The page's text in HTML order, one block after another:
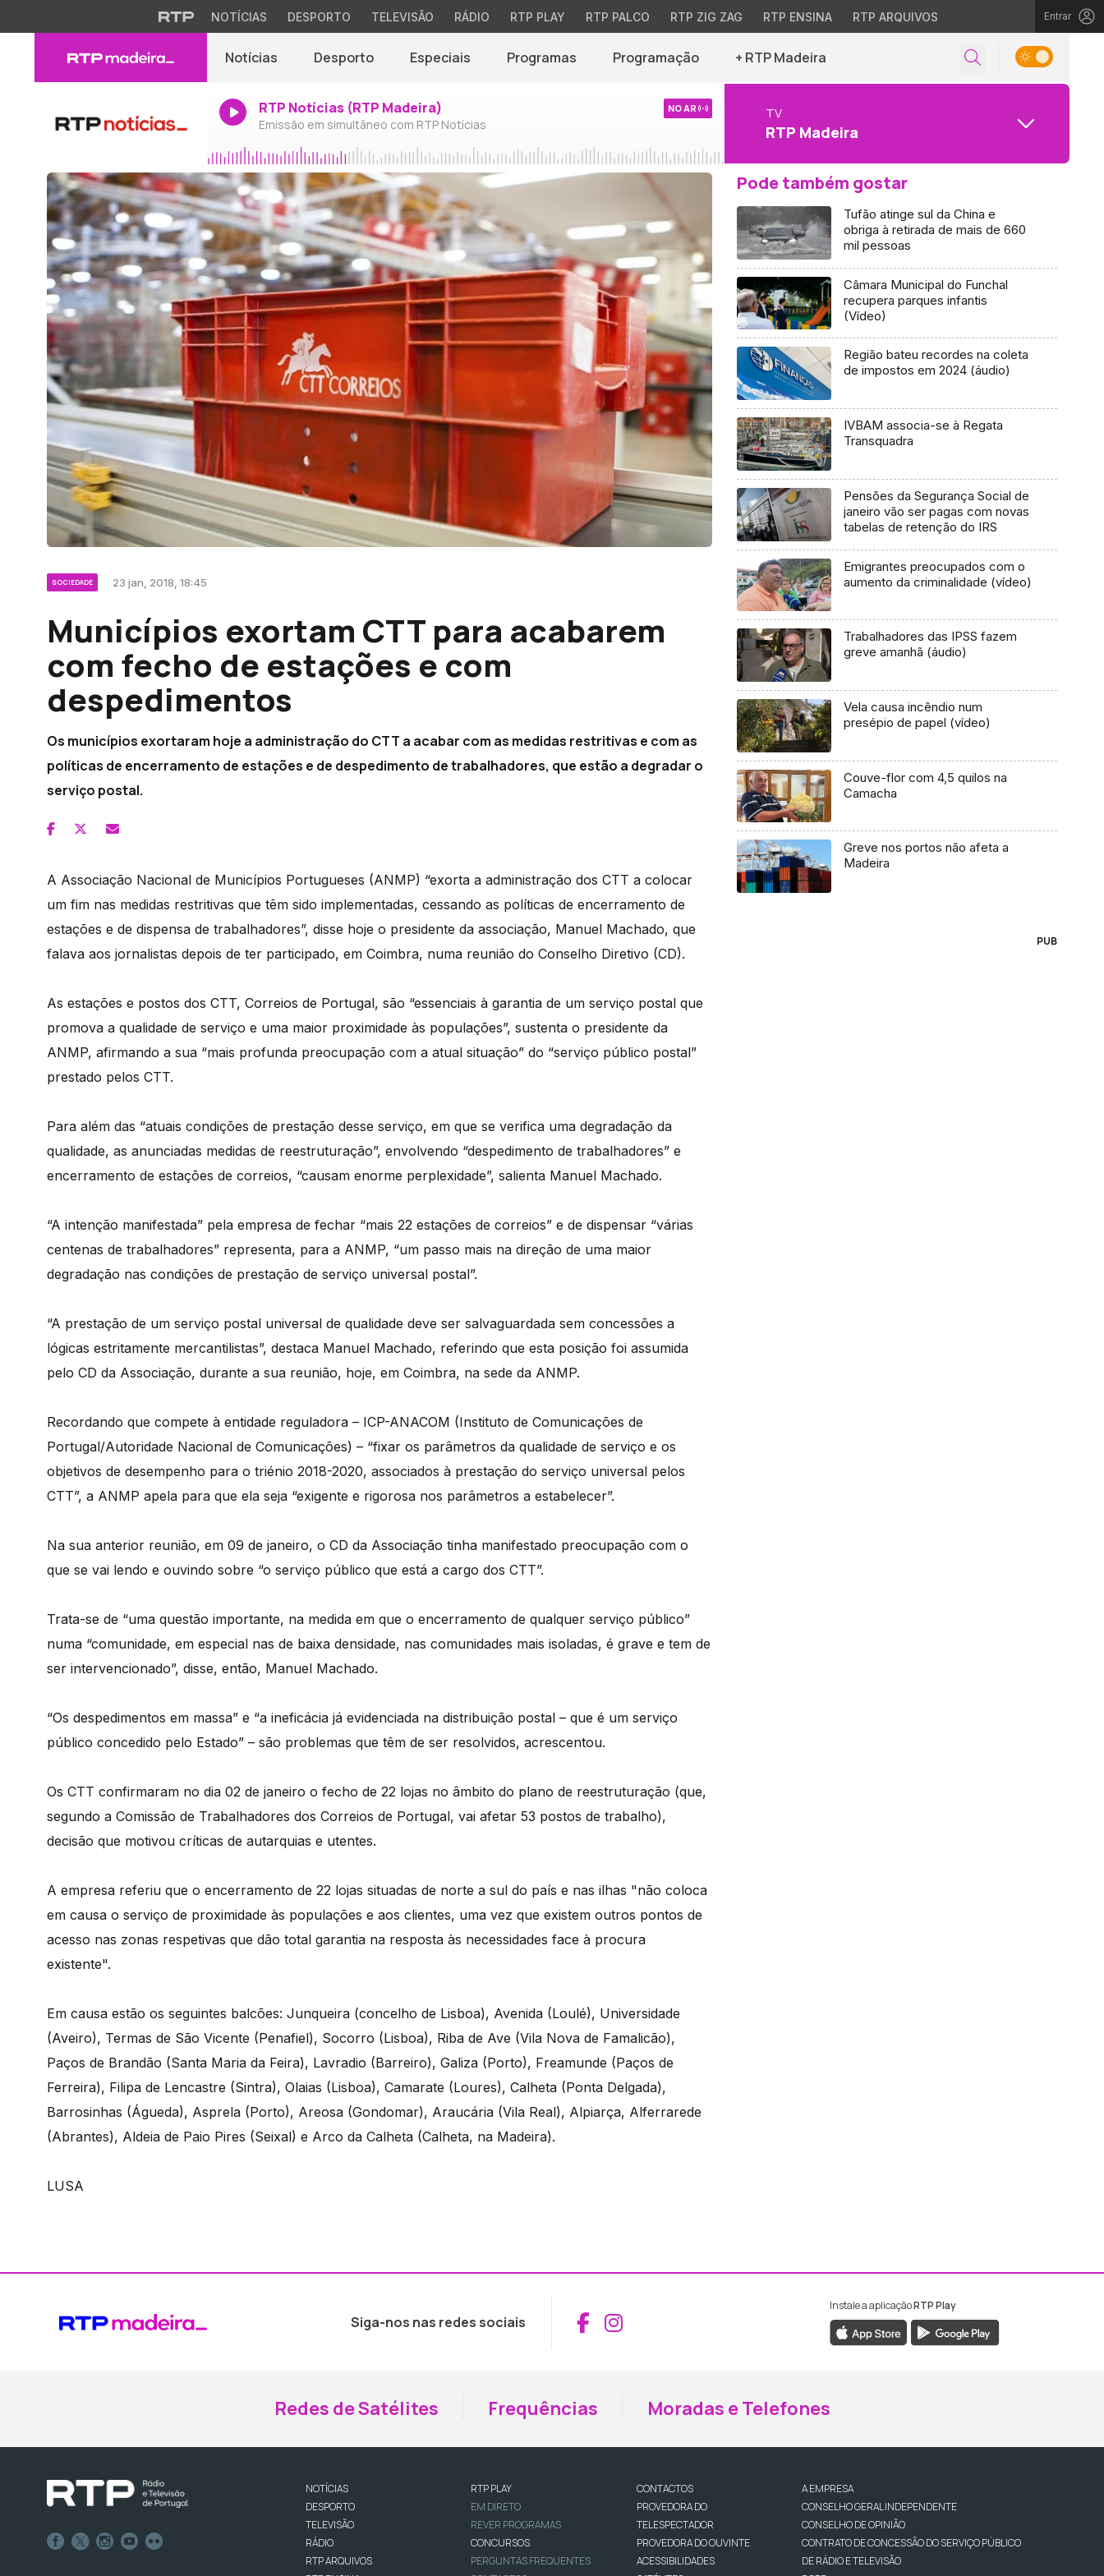
NOTÍCIAS DESPORTO TELEVISÃO RÁDIO RTP PLAY RTP PALCO RTP ZIG ZAG RTP ENSINA RTP ARQUIVOS Entrar
Notícias Desporto Especiais Programas Programação + RTP Madeira
RTP Notícias (RTP Madeira)
Emissão em simultâneo com RTP Notícias
NO AR TV
RTP Madeira
SOCIEDADE 23 jan, 2018, 18:45
Municípios exortam CTT para acabarem
com fecho de estações e com
despedimentos
Os municípios exortaram hoje a administração do CTT a acabar com as medidas restritivas e com as
políticas de encerramento de estações e de despedimento de trabalhadores, que estão a degradar o
serviço postal.
A Associação Nacional de Municípios Portugueses (ANMP) “exorta a administração dos CTT a colocar
um fim nas medidas restritivas que têm sido implementadas, cessando as políticas de encerramento de
estações e de dispensa de trabalhadores”, disse hoje o presidente da associação, Manuel Machado, que
falava aos jornalistas depois de ter participado, em Coimbra, numa reunião do Conselho Diretivo (CD).
As estações e postos dos CTT, Correios de Portugal, são “essenciais à garantia de um serviço postal que
promova a qualidade de serviço e uma maior proximidade às populações”, sustenta o presidente da
ANMP, afirmando a sua “mais profunda preocupação com a atual situação” do “serviço público postal”
prestado pelos CTT.
Para além das “atuais condições de prestação desse serviço, em que se verifica uma degradação da
qualidade, as anunciadas medidas de reestruturação”, envolvendo “despedimento de trabalhadores” e
encerramento de estações de correios, “causam enorme perplexidade”, salienta Manuel Machado.
“A intenção manifestada” pela empresa de fechar “mais 22 estações de correios” e de dispensar “várias
centenas de trabalhadores” representa, para a ANMP, “um passo mais na direção de uma maior
degradação nas condições de prestação de serviço universal postal”.
“A prestação de um serviço postal universal de qualidade deve ser salvaguardada sem concessões a
lógicas estritamente mercantilistas”, destaca Manuel Machado, referindo que esta posição foi assumida
pelo CD da Associação, durante a sua reunião, hoje, em Coimbra, na sede da ANMP.
Recordando que compete à entidade reguladora – ICP-ANACOM (Instituto de Comunicações de
Portugal/Autoridade Nacional de Comunicações) – “fixar os parâmetros da qualidade de serviço e os
objetivos de desempenho para o triénio 2018-2020, associados à prestação do serviço universal pelos
CTT”, a ANMP apela para que ela seja “exigente e rigorosa nos parâmetros a estabelecer”.
Na sua anterior reunião, em 09 de janeiro, o CD da Associação tinha manifestado preocupação com o
que se vai lendo e ouvindo sobre “o serviço público que está a cargo dos CTT”.
Trata-se de “uma questão importante, na medida em que o encerramento de qualquer serviço público”
numa “comunidade, em especial nas de baixa densidade, nas comunidades mais isoladas, é grave e tem de
ser intervencionado”, disse, então, Manuel Machado.
“Os despedimentos em massa” e “a ineficácia já evidenciada na distribuição postal – que é um serviço
público concedido pelo Estado” – são problemas que têm de ser resolvidos, acrescentou.
Os CTT confirmaram no dia 02 de janeiro o fecho de 22 lojas no âmbito do plano de reestruturação (que,
segundo a Comissão de Trabalhadores dos Correios de Portugal, vai afetar 53 postos de trabalho),
decisão que motivou críticas de autarquias e utentes.
A empresa referiu que o encerramento de 22 lojas situadas de norte a sul do país e nas ilhas "não coloca
em causa o serviço de proximidade às populações e aos clientes, uma vez que existem outros pontos de
acesso nas zonas respetivas que dão total garantia na resposta às necessidades face à procura
existente".
Em causa estão os seguintes balcões: Junqueira (concelho de Lisboa), Avenida (Loulé), Universidade
(Aveiro), Termas de São Vicente (Penafiel), Socorro (Lisboa), Riba de Ave (Vila Nova de Famalicão),
Paços de Brandão (Santa Maria da Feira), Lavradio (Barreiro), Galiza (Porto), Freamunde (Paços de
Ferreira), Filipa de Lencastre (Sintra), Olaias (Lisboa), Camarate (Loures), Calheta (Ponta Delgada),
Barrosinhas (Águeda), Asprela (Porto), Areosa (Gondomar), Araucária (Vila Real), Alpiarça, Alferrarede
(Abrantes), Aldeia de Paio Pires (Seixal) e Arco da Calheta (Calheta, na Madeira).
LUSA
Pode também gostar
Tufão atinge sul da China e
obriga à retirada de mais de 660
mil pessoas
Câmara Municipal do Funchal
recupera parques infantis
(Vídeo)
Região bateu recordes na coleta
de impostos em 2024 (áudio)
IVBAM associa-se à Regata
Transquadra
Pensões da Segurança Social de
janeiro vão ser pagas com novas
tabelas de retenção do IRS
Emigrantes preocupados com o
aumento da criminalidade (vídeo)
Trabalhadores das IPSS fazem
greve amanhã (áudio)
Vela causa incêndio num
presépio de papel (vídeo)
Couve-flor com 4,5 quilos na
Camacha
Greve nos portos não afeta a
Madeira
PUB
Siga-nos nas redes sociais Aceder ao Facebook da RTP Madeira
Aceder ao Instagram da RTP Madeira
Instale a aplicaçãoRTP Play
Redes de Satélites Frequências Moradas e Telefones
NOTÍCIAS
DESPORTO
TELEVISÃO
RÁDIO
RTP ARQUIVOS
RTP PLAY
EM DIRETO
REVER PROGRAMAS
CONCURSOS
PERGUNTAS FREQUENTES
CONTACTOS
PROVEDORA DO
TELESPECTADOR
PROVEDORA DO OUVINTE
ACESSIBILIDADES
A EMPRESA
CONSELHO GERAL INDEPENDENTE
CONSELHO DE OPINIÃO
CONTRATO DE CONCESSÃO DO SERVIÇO PÚBLICO
DE RÁDIO E TELEVISÃO